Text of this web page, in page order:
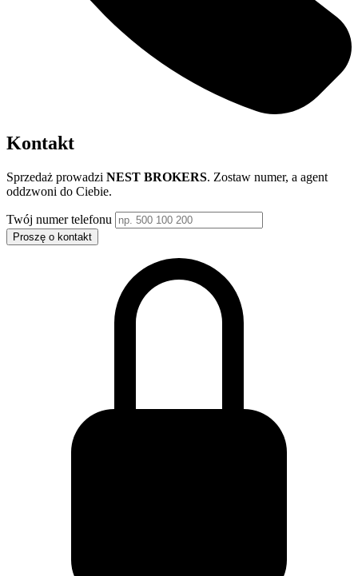
Kontakt
Sprzedaż prowadzi NEST BROKERS. Zostaw numer, a agent
oddzwoni do Ciebie.
Twój numer telefonu
Proszę o kontakt